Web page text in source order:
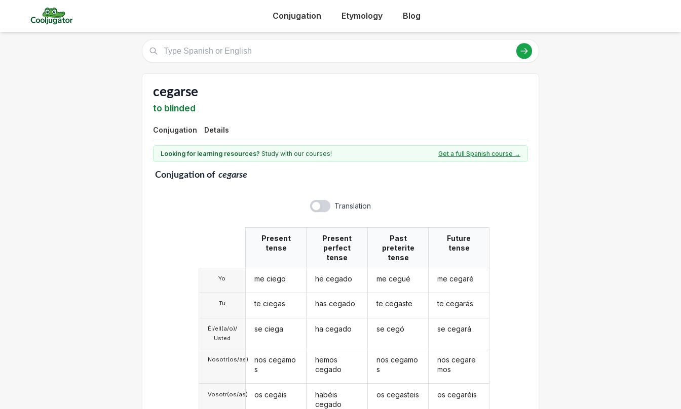
Conjugation Etymology Blog
cegarse
to blinded
Conjugation Details
Looking for learning resources? Study with our courses! Get a full Spanish course →
Conjugationof cegarse
Translation
Yo
Tu
Él/ell(a/o)/
Usted
Nosotr(os/as)
Vosotr(os/as)
Present
tense
me ciego
te ciegas
se ciega
nos cegamo
s
os cegáis
Present
perfect
tense
he cegado
has cegado
ha cegado
hemos
cegado
habéis
cegado
Past
preterite
tense
me cegué
te cegaste
se cegó
nos cegamo
s
os cegasteis
Future
tense
me cegaré
te cegarás
se cegará
nos cegare
mos
os cegaréis